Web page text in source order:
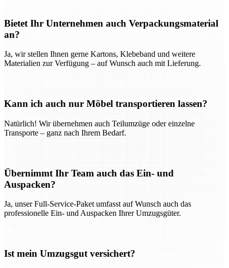
Bietet Ihr Unternehmen auch Verpackungsmaterial
an?
Ja, wir stellen Ihnen gerne Kartons, Klebeband und weitere
Materialien zur Verfügung – auf Wunsch auch mit Lieferung.
Kann ich auch nur Möbel transportieren lassen?
Natürlich! Wir übernehmen auch Teilumzüge oder einzelne
Transporte – ganz nach Ihrem Bedarf.
Übernimmt Ihr Team auch das Ein- und
Auspacken?
Ja, unser Full-Service-Paket umfasst auf Wunsch auch das
professionelle Ein- und Auspacken Ihrer Umzugsgüter.
Ist mein Umzugsgut versichert?